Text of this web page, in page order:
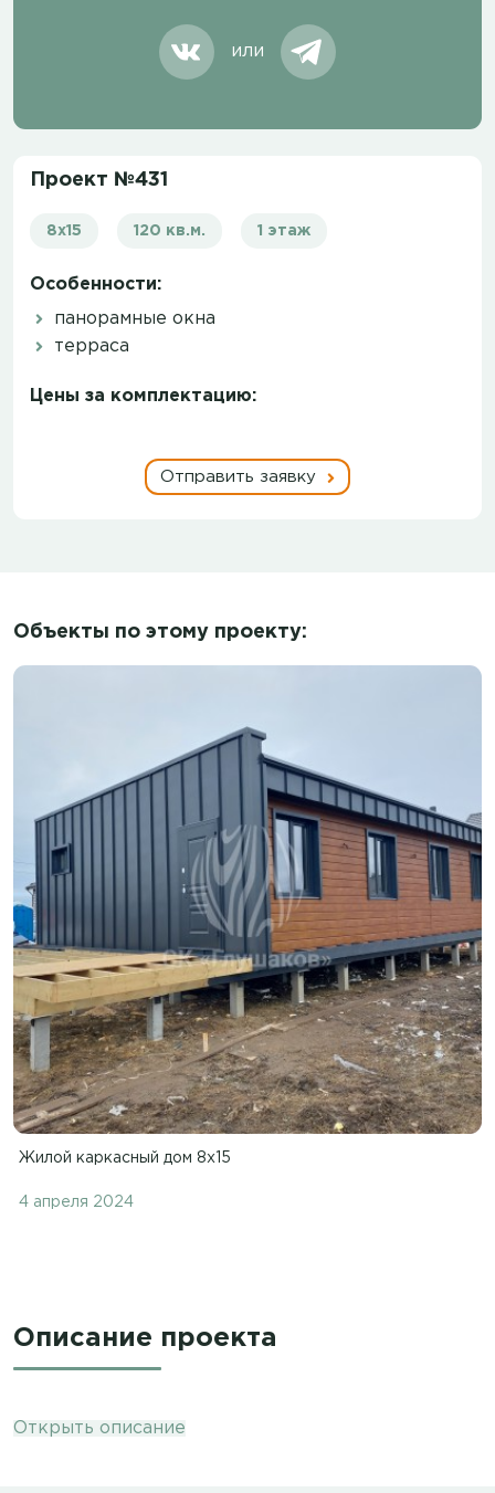
или
Проект №431
8х15 120 кв.м. 1 этаж
Особенности:
панорамные окна
терраса
Цены за комплектацию:
Отправить заявку
Объекты по этому проекту:
Жилой каркасный дом 8х15
4 апреля 2024
Описание проекта
Открыть описание